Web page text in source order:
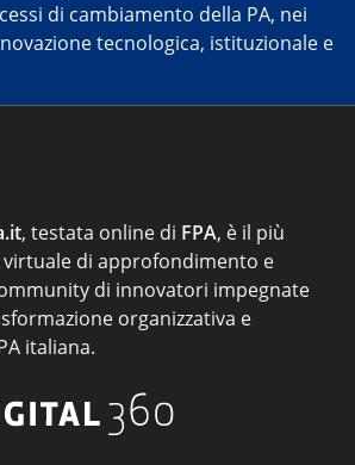
di cambiamento della PA, nei
tecnologica, istituzionale e
, testata online di FPA, è il più
di approfondimento e
di innovatori impegnate
organizzativa e
italiana.